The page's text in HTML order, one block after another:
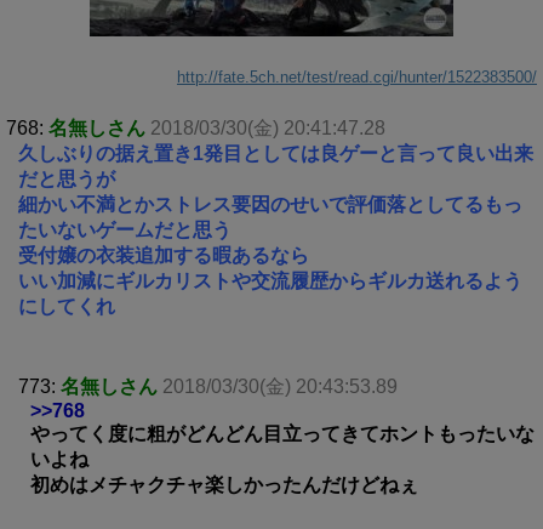
http://fate.5ch.net/test/read.cgi/hunter/1522383500/
768: 名無しさん 2018/03/30(金) 20:41:47.28
久しぶりの据え置き1発目としては良ゲーと言って良い出来
だと思うが
細かい不満とかストレス要因のせいで評価落としてるもっ
たいないゲームだと思う
受付嬢の衣装追加する暇あるなら
いい加減にギルカリストや交流履歴からギルカ送れるよう
にしてくれ
773: 名無しさん 2018/03/30(金) 20:43:53.89
>>768
やってく度に粗がどんどん目立ってきてホントもったいな
いよね
初めはメチャクチャ楽しかったんだけどねぇ